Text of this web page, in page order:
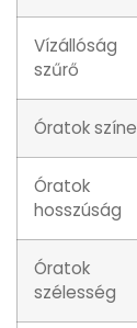
Vízállóság
szűrő
Óratok színe
Óratok
hosszúság
Óratok
szélesség